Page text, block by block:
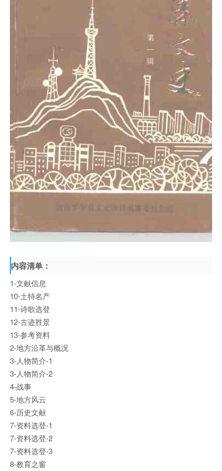
内容清单：
1-文献信息
10-土特名产
11-诗歌选登
12-古迹胜景
13-参考资料
2-地方沿革与概况
3-人物简介-1
3-人物简介-2
4-战事
5-地方风云
6-历史文献
7-资料选登-1
7-资料选登-2
7-资料选登-3
8-教育之窗